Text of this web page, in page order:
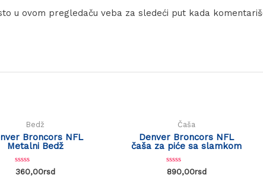
u ovom pregledaču veba za sledeći put kada
Bedž
Broncors NFL
Metalni Bedž
Rated
0
360,00rsd
Čaša
Denver Broncors NFL
čaša za piće sa slamkom
Rated
0
890,00rsd